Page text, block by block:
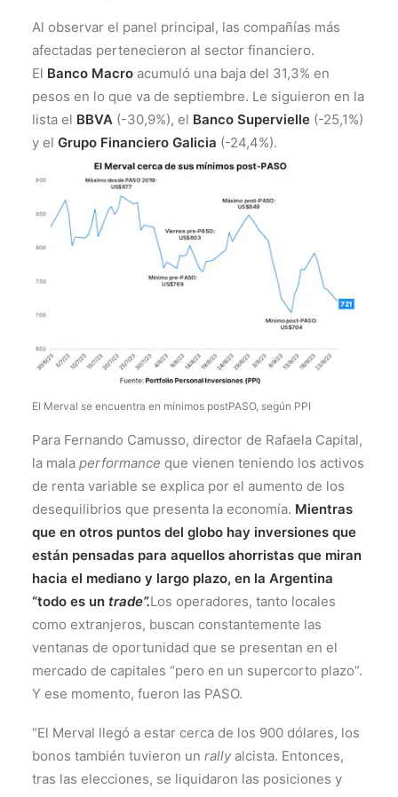
Al observar el panel principal, las compañías más
afectadas pertenecieron al sector financiero.
El Banco Macro acumuló una baja del 31,3% en
pesos en lo que va de septiembre. Le siguieron en la
lista el BBVA (-30,9%), el Banco Supervielle (-25,1%)
y el Grupo Financiero Galicia (-24,4%).
El Merval se encuentra en mínimos postPASO, según PPI
Para Fernando Camusso, director de Rafaela Capital,
la mala performance que vienen teniendo los activos
de renta variable se explica por el aumento de los
desequilibrios que presenta la economía. Mientras
que en otros puntos del globo hay inversiones que
están pensadas para aquellos ahorristas que miran
hacia el mediano y largo plazo, en la Argentina
“todo es un trade”.Los operadores, tanto locales
como extranjeros, buscan constantemente las
ventanas de oportunidad que se presentan en el
mercado de capitales “pero en un supercorto plazo”.
Y ese momento, fueron las PASO.
“El Merval llegó a estar cerca de los 900 dólares, los
bonos también tuvieron un rally alcista. Entonces,
tras las elecciones, se liquidaron las posiciones y